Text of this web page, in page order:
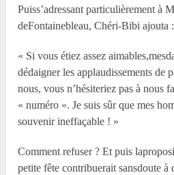
Puiss’adressant particulièrement à
deFontainebleau, Chéri-Bibi ajouta :
« Si vous étiez assez
dédaigner les applaudissements de
nous, vous n’hésiteriez pas à nous
« numéro ». Je suis sûr que mes
souvenir ineffaçable ! »
Comment refuser ? Et puis
petite fête contribuerait sansdoute à